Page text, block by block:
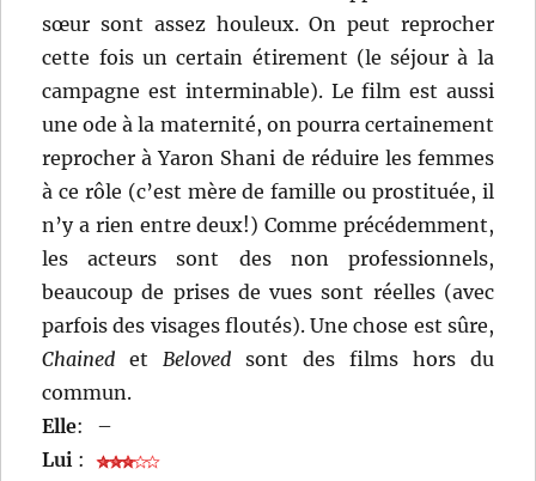
sœur sont assez houleux. On peut reprocher
cette fois un certain étirement (le séjour à la
campagne est interminable). Le film est aussi
une ode à la maternité, on pourra certainement
reprocher à Yaron Shani de réduire les femmes
à ce rôle (c’est mère de famille ou prostituée, il
n’y a rien entre deux!) Comme précédemment,
les acteurs sont des non professionnels,
beaucoup de prises de vues sont réelles (avec
parfois des visages floutés). Une chose est sûre,
Chained etBeloved sont des films hors du
commun.
Elle:
–
Lui :